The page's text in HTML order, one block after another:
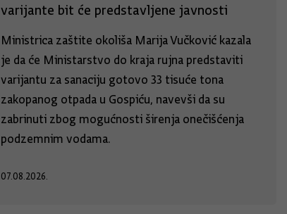
varijante bit će predstavljene javnosti
Ministrica zaštite okoliša Marija Vučković kazala
je da će Ministarstvo do kraja rujna predstaviti
varijantu za sanaciju gotovo 33 tisuće tona
zakopanog otpada u Gospiću, navevši da su
zabrinuti zbog mogućnosti širenja onečišćenja
podzemnim vodama.
07.08.2026.